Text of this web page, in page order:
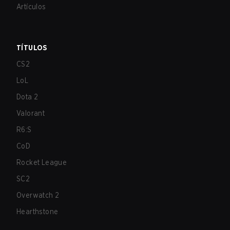
Artículos
TÍTULOS
CS2
LoL
Dota 2
Valorant
R6:S
CoD
Rocket League
SC2
Overwatch 2
Hearthstone